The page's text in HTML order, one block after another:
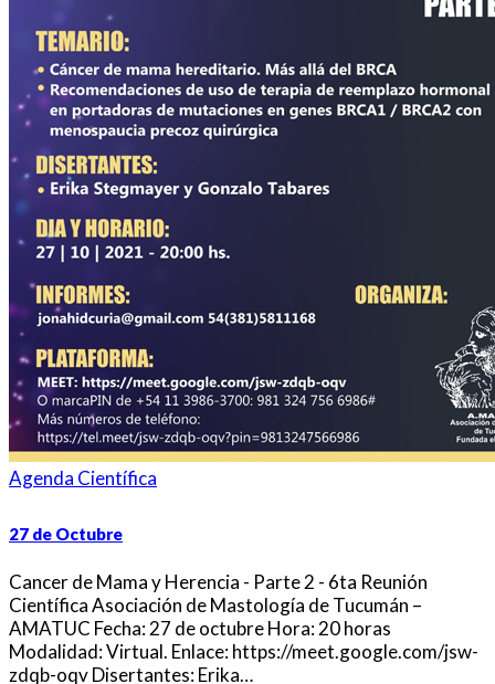
Agenda Científica
27 de Octubre
Cancer de Mama y Herencia - Parte 2 - 6ta Reunión
Científica Asociación de Mastología de Tucumán –
AMATUC Fecha: 27 de octubre Hora: 20 horas
Modalidad: Virtual. Enlace: https://meet.google.com/jsw-
zdqb-oqv Disertantes: Erika…